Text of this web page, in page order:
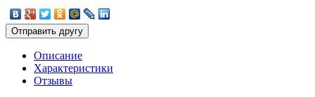
Описание
Характеристики
Отзывы